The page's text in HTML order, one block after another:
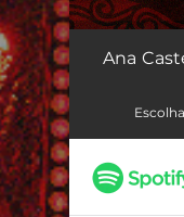
Mercedita
As
Tentei Te
Ana